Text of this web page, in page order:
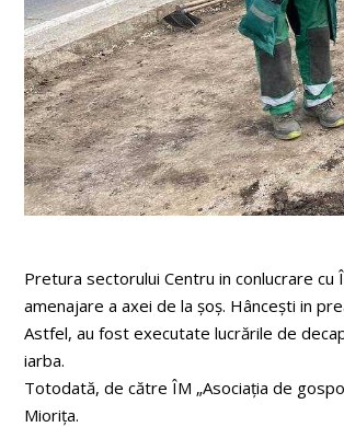
Pretura sectorului Centru in conlucrare cu
amenajare a axei de la șoș. Hâncești in
Astfel, au fost executate lucrările de
iarba.
Totodată, de către ÎM „Asociația de
Miorița.